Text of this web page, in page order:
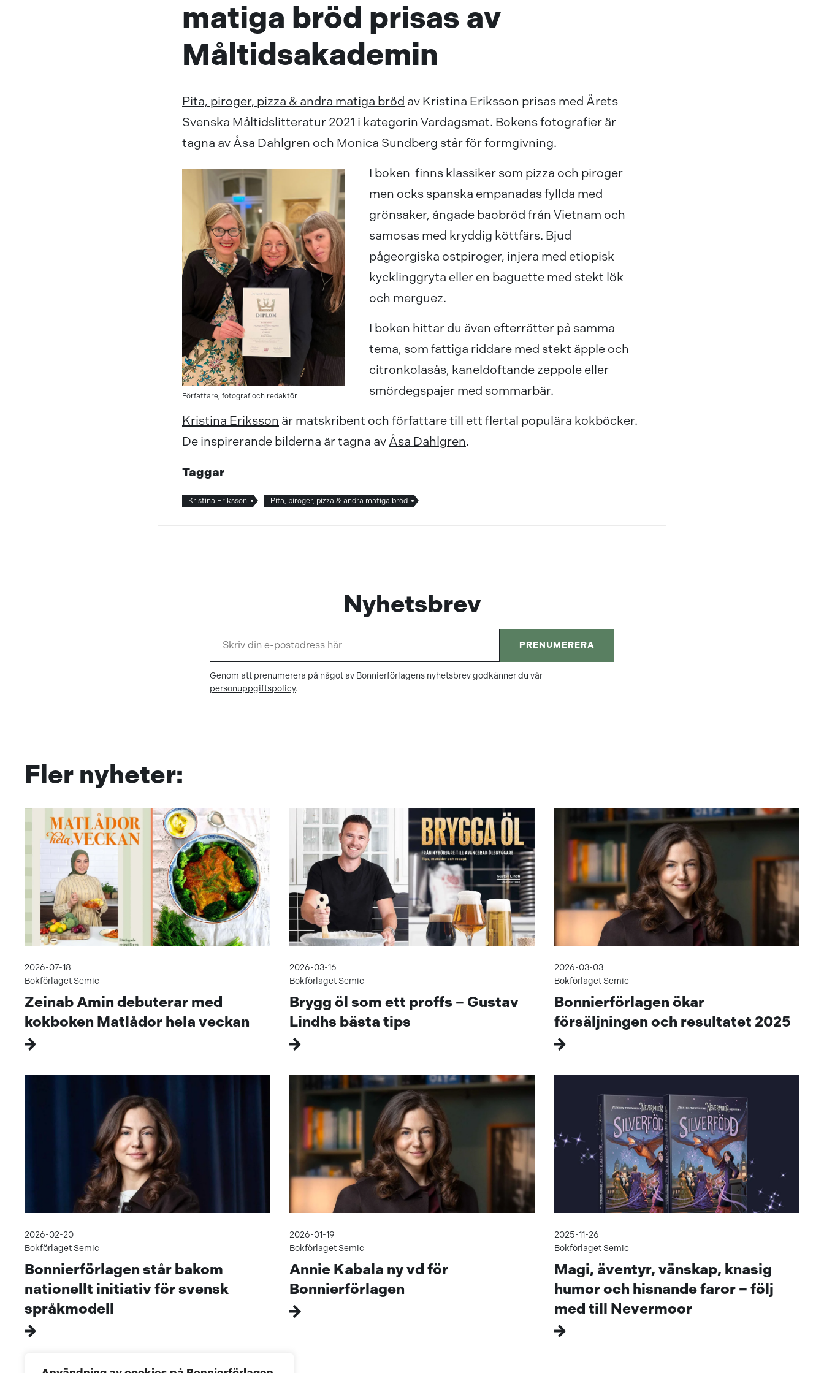
matiga bröd prisas av
Måltidsakademin
Pita, piroger, pizza & andra matiga bröd av Kristina Eriksson prisas med Årets
Svenska Måltidslitteratur 2021 i kategorin Vardagsmat. Bokens fotografier är
tagna av Åsa Dahlgren och Monica Sundberg står för formgivning.
Författare, fotograf och redaktör
I boken finns klassiker som pizza och piroger
men ocks spanska empanadas fyllda med
grönsaker, ångade baobröd från Vietnam och
samosas med kryddig köttfärs. Bjud
pågeorgiska ostpiroger, injera med etiopisk
kycklinggryta eller en baguette med stekt lök
och merguez.
I boken hittar du även efterrätter på samma
tema, som fattiga riddare med stekt äpple och
citronkolasås, kaneldoftande zeppole eller
smördegspajer med sommarbär.
Kristina Eriksson är matskribent och författare till ett flertal populära kokböcker.
De inspirerande bilderna är tagna av Åsa Dahlgren.
Taggar
Kristina Eriksson Pita, piroger, pizza & andra matiga bröd
Nyhetsbrev
PRENUMERERA
Genom att prenumerera på något av Bonnierförlagens nyhetsbrev godkänner du vår
personuppgiftspolicy.
Fler nyheter:
2026-07-18
Bokförlaget Semic
Zeinab Amin debuterar med
kokboken Matlådor hela veckan
2026-03-16
Bokförlaget Semic
Brygg öl som ett proffs – Gustav
Lindhs bästa tips
2026-03-03
Bokförlaget Semic
Bonnierförlagen ökar
försäljningen och resultatet 2025
2026-02-20
Bokförlaget Semic
Bonnierförlagen står bakom
nationellt initiativ för svensk
språkmodell
2026-01-19
Bokförlaget Semic
Annie Kabala ny vd för
Bonnierförlagen
2025-11-26
Bokförlaget Semic
Magi, äventyr, vänskap, knasig
humor och hisnande faror – följ
med till Nevermoor